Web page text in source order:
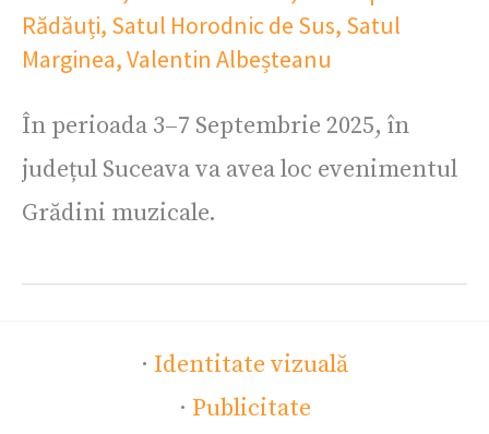
Rădăuți, Satul Horodnic de Sus, Satul
Marginea,Valentin Albeșteanu
În perioada 3–7 Septembrie 2025, în
județul Suceava va avea loc evenimentul
Grădini muzicale.
· Identitate vizuală
· Publicitate